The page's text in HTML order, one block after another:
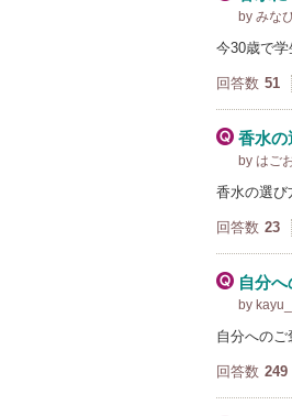
by みな
今30歳で
回答数 51
香水の
by はご
香水の選
回答数 23
自分
by kayu__
自分への
回答数 249